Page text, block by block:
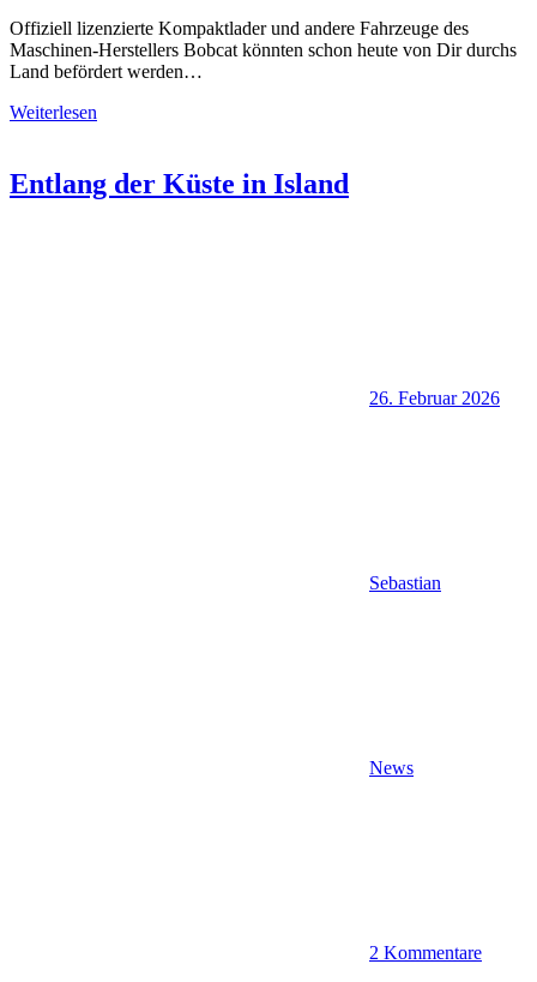
Offiziell lizenzierte Kompaktlader und andere Fahrzeuge des
Maschinen-Herstellers Bobcat könnten schon heute von Dir durchs
Land befördert werden…
Weiterlesen
Entlang der Küste in Island
26. Februar 2026
Sebastian
News
2 Kommentare